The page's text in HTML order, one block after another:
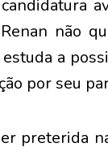
não
a
por seu
preterida